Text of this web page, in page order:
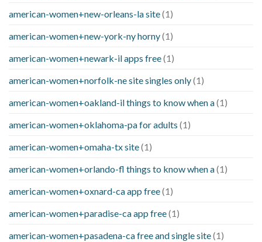
american-women+new-orleans-la site(1)
american-women+new-york-ny horny(1)
american-women+newark-il apps free(1)
american-women+norfolk-ne site singles only(1)
american-women+oakland-il things to know when a(1)
american-women+oklahoma-pa for adults (1)
american-women+omaha-tx site(1)
american-women+orlando-fl things to know when a(1)
american-women+oxnard-ca app free(1)
american-women+paradise-ca app free(1)
american-women+pasadena-ca free and single site(1)